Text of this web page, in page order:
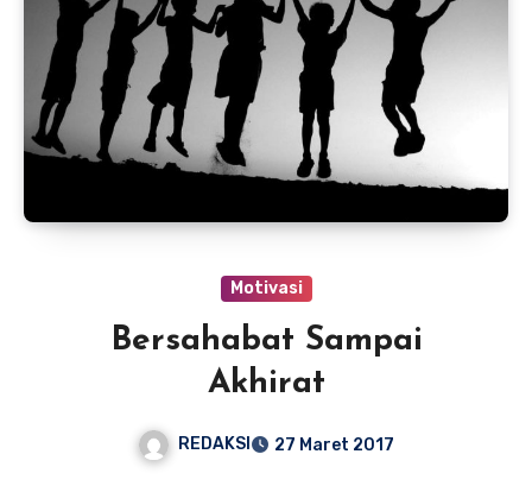
Motivasi
Bersahabat Sampai
Akhirat
REDAKSI 27 Maret 2017